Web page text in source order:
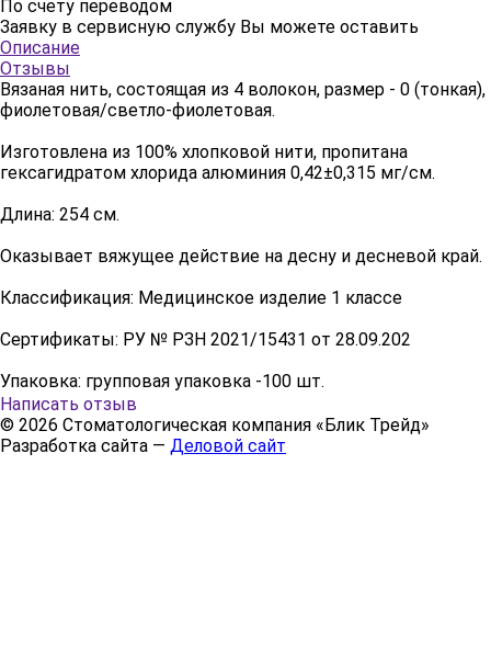
По счету переводом
Заявку в сервисную службу Вы можете оставить
Описание
Отзывы
Вязаная нить, состоящая из 4 волокон, размер - 0 (тонкая),
фиолетовая/светло-фиолетовая.
Изготовлена из 100% хлопковой нити, пропитана
гексагидратом хлорида алюминия 0,42±0,315 мг/см.
Длина: 254 см.
Оказывает вяжущее действие на десну и десневой край.
Классификация: Медицинское изделие 1 классе
Сертификаты: РУ № РЗН 2021/15431 от 28.09.202
Упаковка: групповая упаковка -100 шт.
Написать отзыв
© 2026 Стоматологическая компания «Блик Трейд»
Разработка сайта — Деловой сайт